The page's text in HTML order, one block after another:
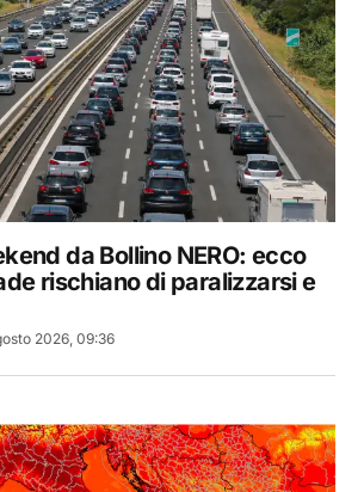
da Bollino NERO: ecco
rischiano di paralizzarsi e
2026, 09:36